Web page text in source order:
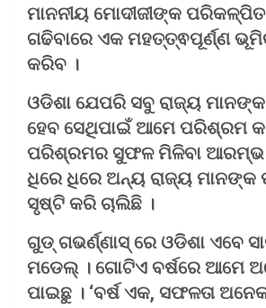
ମାନନୀୟ ମୋଦୀଜୀଙ୍କ
ଗଢିବାରେ ଏକ ମହତ୍ତ୍ଵପୂର୍ଣ୍ଣ
କରିବ ।
ଓଡିଶା ଯେପରି ସବୁ ରାଜ୍ୟ
ହେବ ସେଥିପାଇଁ ଆମେ ପରିଶ୍ରମ
ପରିଶ୍ରମର ସୁଫଳ ମିଳିବା ଆରମ୍ଭ
ଧିରେ ଧିରେ ଅନ୍ୟ ରାଜ୍ୟ ମାନଙ୍କ
ସୃଷ୍ଟି କରି ଚାଲିଛି ।
ଗୁଡ୍ ଗଭର୍ଣ୍ଣାସ୍ ରେ ଓଡିଶା ଏବେ
ମଡେଲ୍ । ଗୋଟିଏ ବର୍ଷରେ ଆମେ
ପାଇଛୁ । ‘ବର୍ଷ ଏକ, ସଫଳତା